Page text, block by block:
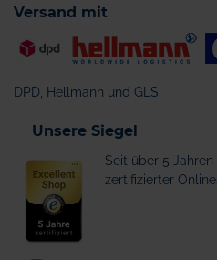
Versand mit
DPD, Hellmann und GLS
Unsere Siegel
Seit über 5
zertifizierter